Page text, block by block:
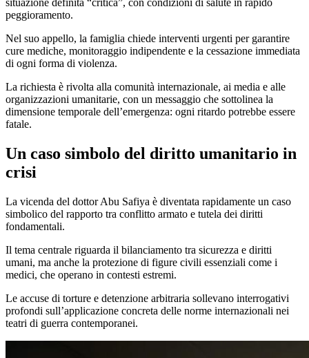
situazione definita “critica”, con condizioni di salute in rapido
peggioramento.
Nel suo appello, la famiglia chiede interventi urgenti per garantire
cure mediche, monitoraggio indipendente e la cessazione immediata
di ogni forma di violenza.
La richiesta è rivolta alla comunità internazionale, ai media e alle
organizzazioni umanitarie, con un messaggio che sottolinea la
dimensione temporale dell’emergenza: ogni ritardo potrebbe essere
fatale.
Un caso simbolo del diritto umanitario in
crisi
La vicenda del dottor Abu Safiya è diventata rapidamente un caso
simbolico del rapporto tra conflitto armato e tutela dei diritti
fondamentali.
Il tema centrale riguarda il bilanciamento tra sicurezza e diritti
umani, ma anche la protezione di figure civili essenziali come i
medici, che operano in contesti estremi.
Le accuse di torture e detenzione arbitraria sollevano interrogativi
profondi sull’applicazione concreta delle norme internazionali nei
teatri di guerra contemporanei.